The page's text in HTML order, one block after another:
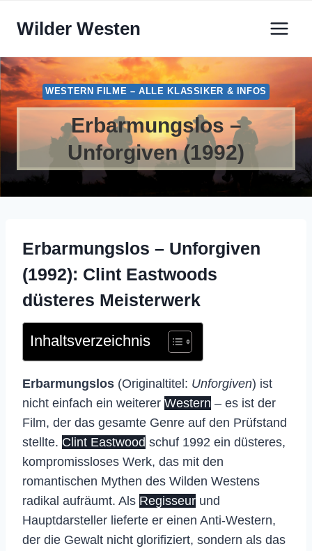
InhaltWilder Westen
WESTERN FILME – ALLE KLASSIKER & INFOS
Erbarmungslos –
Unforgiven (1992)
Erbarmungslos – Unforgiven
(1992): Clint Eastwoods
düsteres Meisterwerk
Inhaltsverzeichnis
Erbarmungslos (Originaltitel: Unforgiven) ist
nicht einfach ein weiterer Western – es ist der
Film, der das gesamte Genre auf den Prüfstand
stellte. Clint Eastwood schuf 1992 ein düsteres,
kompromissloses Werk, das mit den
romantischen Mythen des Wilden Westens
radikal aufräumt. Als Regisseur und
Hauptdarsteller lieferte er einen Anti-Western,
der die Gewalt nicht glorifiziert, sondern als das